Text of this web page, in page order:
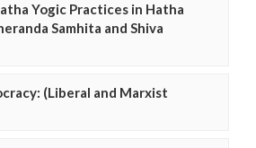
Yogic Practices in Hatha
Samhita and Shiva
(Liberal and Marxist